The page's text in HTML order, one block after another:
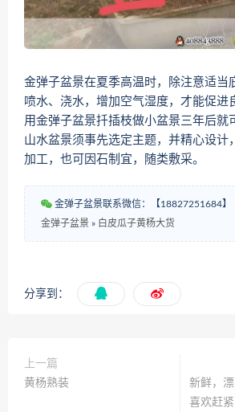
金弹子盆景在夏季高温时，除注意适当
喷水、浇水，增加空气湿度，才能促进
用金弹子盆景扦插枝做小盆景三年后就
山水盆景须事先选定主题，并精心设计
加工，也可因石制宜，随类敷采。
金弹子盆景联系微信：【18827251684】
金弹子盆景 » 白皮瓜子黄杨大货
分享到：
上一篇
黄杨熟装
新鲜，
喜欢赶